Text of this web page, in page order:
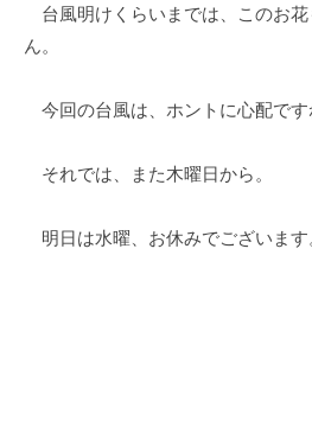
台風明けくらいまでは、このお
ん。
今回の台風は、ホントに心配です
それでは、また木曜日から。
明日は水曜、お休みでございます